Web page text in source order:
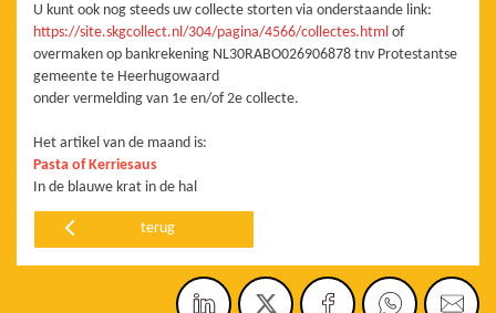
U kunt ook nog steeds uw collecte storten via onderstaande link:
https://site.skgcollect.nl/304/pagina/4566/collectes.html of
overmaken op bankrekening NL30RABO026906878 tnv Protestantse
gemeente te Heerhugowaard
onder vermelding van 1e en/of 2e collecte.
Het artikel van de maand is:
Pasta of Kerriesaus
In de blauwe krat in de hal
terug